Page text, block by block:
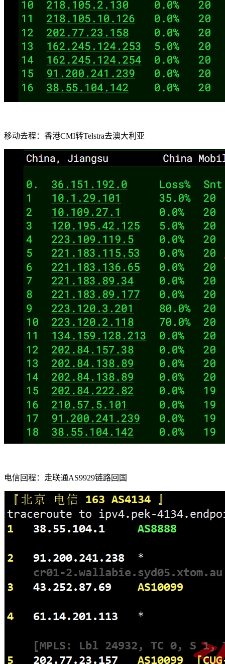
移动去程：香港CMI转Telstra去澳大利亚
电信回程：走联通AS9929链路回国